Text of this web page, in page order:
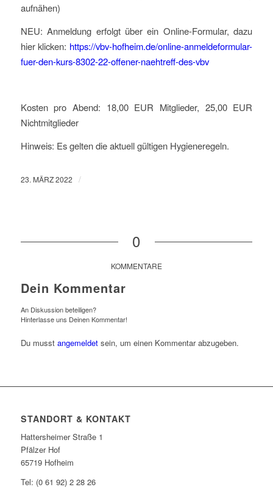
aufnähen)
NEU: Anmeldung erfolgt über ein Online-Formular, dazu
hier klicken: https://vbv-hofheim.de/online-anmeldeformular-
fuer-den-kurs-8302-22-offener-naehtreff-des-vbv
Kosten pro Abend: 18,00 EUR Mitglieder, 25,00 EUR
Nichtmitglieder
Hinweis: Es gelten die aktuell gültigen Hygieneregeln.
23. MÄRZ 2022 /
0
KOMMENTARE
Dein Kommentar
An Diskussion beteiligen?
Hinterlasse uns Deinen Kommentar!
Du musst angemeldetsein, um einen Kommentar abzugeben.
STANDORT & KONTAKT
Hattersheimer Straße 1
Pfälzer Hof
65719 Hofheim
Tel: (0 61 92) 2 28 26